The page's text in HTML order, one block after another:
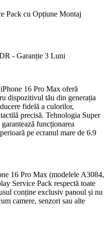
Pack cu Opțiune Montaj
- Garanție 3 Luni
16 Pro Max oferă
dispozitivul tău din generația
fidelă a culorilor,
precisă. Tehnologia Super
funcționarea
pe ecranul mare de 6.9
16 Pro Max (modelele A3084,
Service Pack respectă toate
conține exclusiv panoul și nu
camere, senzori sau alte